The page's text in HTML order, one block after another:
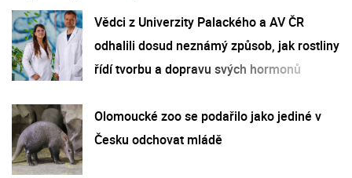
Vědci z Univerzity Palackého a AV ČR
odhalili dosud neznámý způsob, jak rostliny
řídí tvorbu a dopravu svých hormonů
Olomoucké zoo se podařilo jako jediné v
Česku odchovat mládě